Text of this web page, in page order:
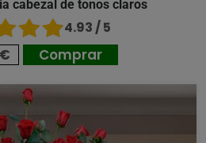
cabezal de tonos claros
4.93 / 5
Comprar